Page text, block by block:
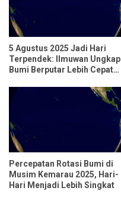
5 Agustus 2025 Jadi Hari
Terpendek: Ilmuwan Ungkap
Bumi Berputar Lebih Cepat
Percepatan Rotasi Bumi di
Musim Kemarau 2025, Hari-
Hari Menjadi Lebih Singkat